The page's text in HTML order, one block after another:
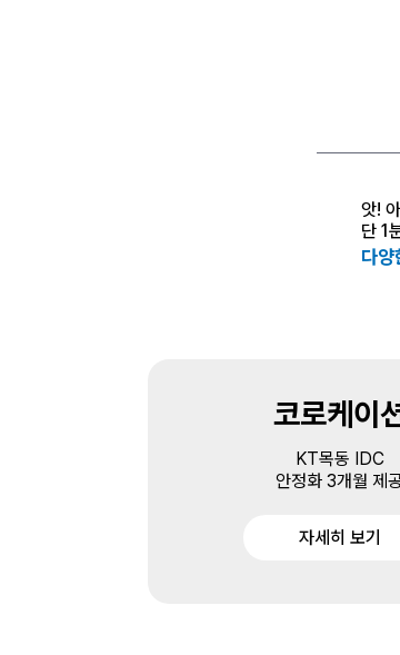
앗!
단 1
다양
코로케이
KT목동 IDC
안정화 3개월 제
자세히 보기